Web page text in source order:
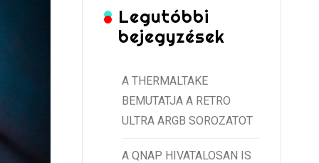
Legutóbbi
bejegyzések
A THERMALTAKE
BEMUTATJA A RETRO
ULTRA ARGB SOROZATOT
A QNAP HIVATALOSAN IS